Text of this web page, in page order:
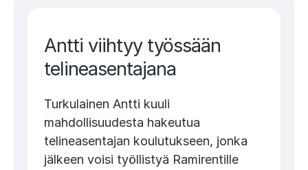
Antti viihtyy työssään
telineasentajana
Turkulainen Antti kuuli
mahdollisuudesta hakeutua
telineasentajan koulutukseen, jonka
jälkeen voisi työllistyä Ramirentille